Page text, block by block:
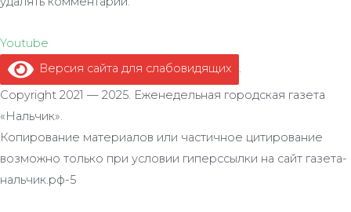
Youtube
Версия сайта для слабовидящих
.
Copyright 2021 — 2025. Еженедельная городская газета
«Нальчик».
Копирование материалов или частичное цитирование
возможно только при условии гиперссылки на сайт газета-
нальчик.рф-5